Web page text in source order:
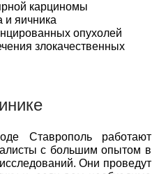
карциномы
и яичника
опухолей
злокачественных
Ставрополь работают
с большим опытом в
Они проведут